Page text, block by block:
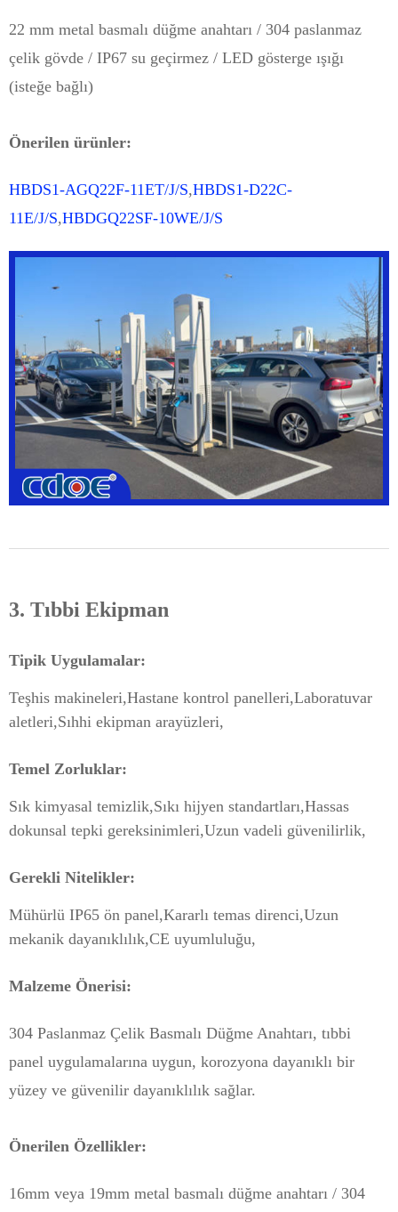
22 mm metal basmalı düğme anahtarı / 304 paslanmaz
çelik gövde / IP67 su geçirmez / LED gösterge ışığı
(isteğe bağlı)
Önerilen ürünler:
HBDS1-AGQ22F-11ET/J/S,HBDS1-D22C-
11E/J/S,HBDGQ22SF-10WE/J/S
3. Tıbbi Ekipman
Tipik Uygulamalar:
Teşhis makineleri,Hastane kontrol panelleri,Laboratuvar
aletleri,Sıhhi ekipman arayüzleri,
Temel Zorluklar:
Sık kimyasal temizlik,Sıkı hijyen standartları,Hassas
dokunsal tepki gereksinimleri,Uzun vadeli güvenilirlik,
Gerekli Nitelikler:
Mühürlü IP65 ön panel,Kararlı temas direnci,Uzun
mekanik dayanıklılık,CE uyumluluğu,
Malzeme Önerisi:
304 Paslanmaz Çelik Basmalı Düğme Anahtarı, tıbbi
panel uygulamalarına uygun, korozyona dayanıklı bir
yüzey ve güvenilir dayanıklılık sağlar.
Önerilen Özellikler:
16mm veya 19mm metal basmalı düğme anahtarı / 304